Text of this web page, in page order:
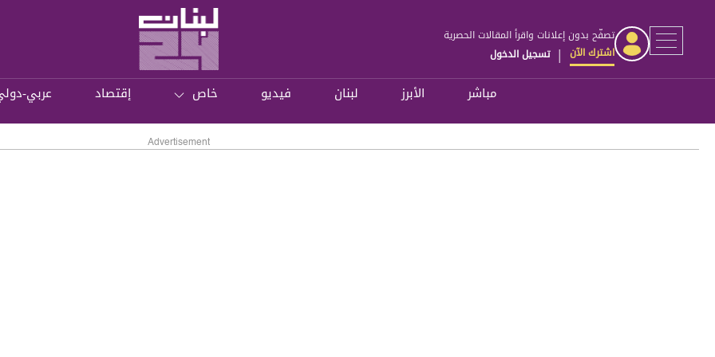
تصفّح بدون إعلانات واقرأ المقالات الحصرية
اشترك الآن | تسجيل الدخول
مباشر الأبرز لبنان فيديو خاص إقتصاد عربي-
Advertisement